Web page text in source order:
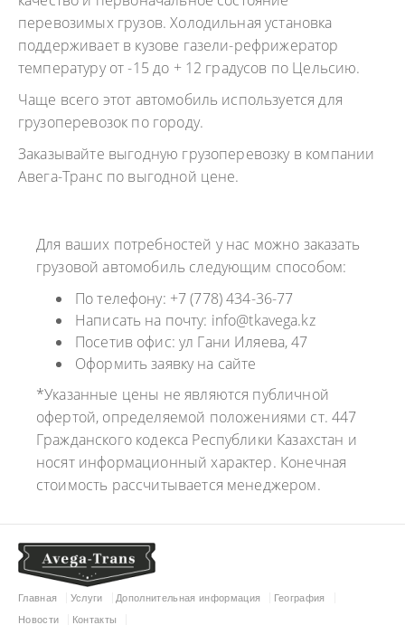
перевозимых грузов. Холодильная установка
поддерживает в кузове газели-рефрижератор
температуру от -15 до + 12 градусов по Цельсию.
Чаще всего этот автомобиль используется для
грузоперевозок по городу.
Заказывайте выгодную грузоперевозку в компании
Авега-Транс по выгодной цене.
Для ваших потребностей у нас можно заказать
грузовой автомобиль следующим способом:
По телефону: +7 (778) 434-36-77
Написать на почту: info@tkavega.kz
Посетив офис: ул Гани Иляева, 47
Оформить заявку на сайте
*Указанные цены не являются публичной
офертой, определяемой положениями ст. 447
Гражданского кодекса Республики Казахстан и
носят информационный характер. Конечная
стоимость рассчитывается менеджером.
Главная Услуги Дополнительная информация
География
Новости
Контакты